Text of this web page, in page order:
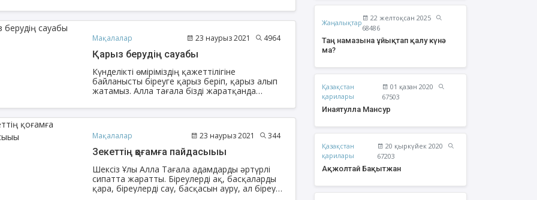
Ақжолтай Бақытжан
Әбішев Қуаныш
Тоқсанбайұлы
Ахметов Серік
сұрады. Бірақ, анасы...
Мақалалар 23 наурыз 2021 4964
Қарыз берудің сауабы
Күнделікті өміріміздің қажеттілігіне
байланысты біреуге қарыз беріп, қарыз алып
жатамыз. Алла тағала бізді жаратқанда
әлсіз етті.
Мақалалар 23 наурыз 2021 344
Зекеттің қоғамға пайдасыыы
Шексіз Ұлы Алла Тағала адамдарды әртүрлі
сипатта жаратты. Біреулерді ақ, басқаларды
қара, біреулерді сау, басқасын ауру, ал біреуді
Жаңалықтар
22 желтоқсан 2025
68486
Таң намазына ұйықтап қалу күнә
ма?
Қазақстан
қарилары
01 қазан 2020
67503
Инаятулла Мансур
Қазақстан
қарилары
20 қыркүйек 2020
67203
Ақжолтай Бақытжан